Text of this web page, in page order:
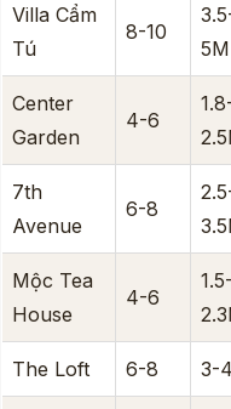
Villa Cẩm
Tú
8-10
5M
Center
Garden
4-6
7th
Avenue
6-8
Mộc Tea
House
4-6
1.5-
The Loft 6-8 3-